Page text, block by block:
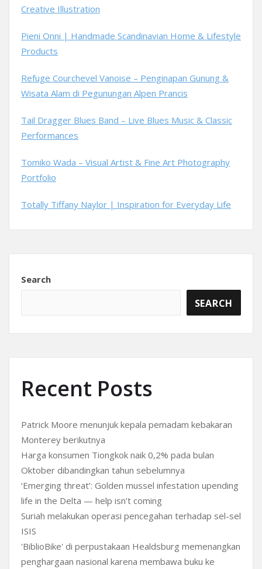
Creative Illustration
Pieni Onni | Handmade Scandinavian Home & Lifestyle
Products
Refuge Courchevel Vanoise – Penginapan Gunung &
Wisata Alam di Pegunungan Alpen Prancis
Tail Dragger Blues Band – Live Blues Music & Classic
Performances
Tomiko Wada – Visual Artist & Fine Art Photography
Portfolio
Totally Tiffany Naylor | Inspiration for Everyday Life
Search
SEARCH
Recent Posts
Patrick Moore menunjuk kepala pemadam kebakaran
Monterey berikutnya
Harga konsumen Tiongkok naik 0,2% pada bulan
Oktober dibandingkan tahun sebelumnya
‘Emerging threat’: Golden mussel infestation upending
life in the Delta — help isn’t coming
Suriah melakukan operasi pencegahan terhadap sel-sel
ISIS
'BiblioBike' di perpustakaan Healdsburg memenangkan
penghargaan nasional karena membawa buku ke